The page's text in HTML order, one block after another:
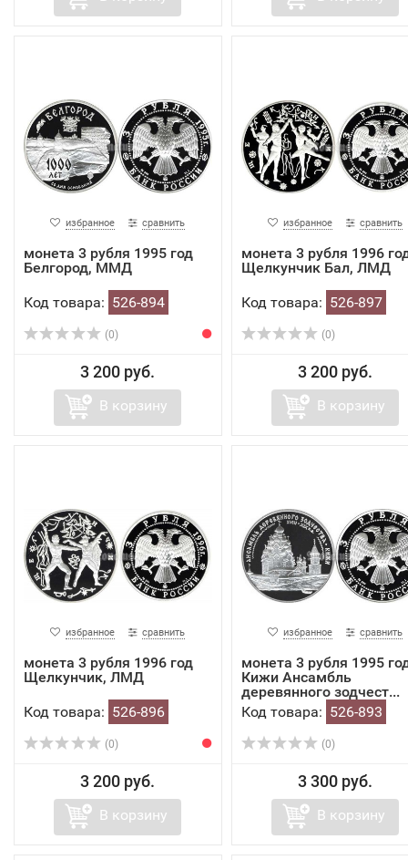
избранное сравнить
монета 3 рубля 1995 год
Белгород, ММД
Код товара: 526-894
(0)
3 200 руб.
В корзину
избранное сравнить
монета 3 рубля 1996
Щелкунчик Бал, ЛМД
Код товара: 526-897
(0)
3 200 руб.
В корзину
избранное сравнить
монета 3 рубля 1996 год
Щелкунчик, ЛМД
Код товара: 526-896
(0)
3 200 руб.
В корзину
избранное сравнить
монета 3 рубля 1995
Кижи Ансамбль
деревянного зодчест...
Код товара: 526-893
(0)
3 300 руб.
В корзину